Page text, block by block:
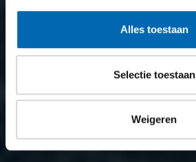
Alles toestaan
Selectie toestaan
Weigeren